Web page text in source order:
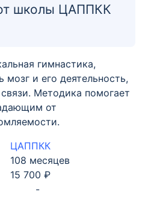
школы ЦАППКК
гимнастика,
мозг и его деятельность,
Методика помогает
от
ЦАППКК
108 месяцев
15 700 ₽
-